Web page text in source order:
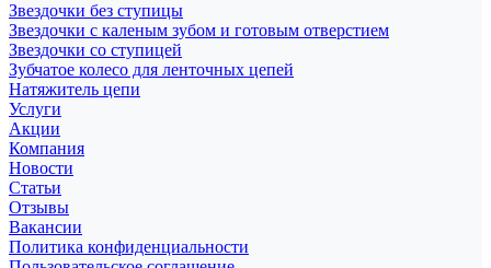
Звездочки без ступицы
Звездочки с каленым зубом и готовым отверстием
Звездочки со ступицей
Зубчатое колесо для ленточных цепей
Натяжитель цепи
Услуги
Акции
Компания
Новости
Статьи
Отзывы
Вакансии
Политика конфиденциальности